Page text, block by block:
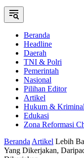
Beranda
Headline
Daerah
TNI & Polri
Pemerintah
Nasional
Pilihan Editor
Artikel
Hukum & Kriminal
Edukasi
Zona Reformasi
Beranda Artikel Lebih
Yang Dikerjakan,